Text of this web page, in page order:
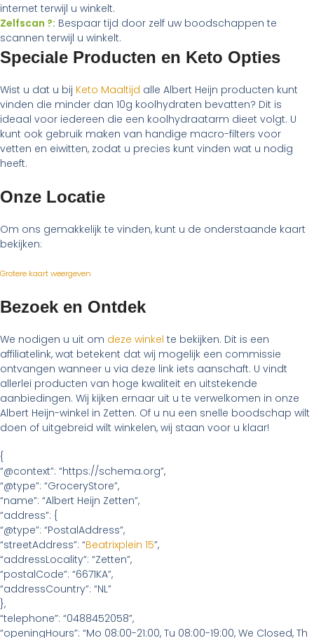
internet terwijl u winkelt.
Zelfscan ?: Bespaar tijd door zelf uw boodschappen te
scannen terwijl u winkelt.
Speciale Producten en Keto Opties
Wist u dat u bij Keto Maaltijd alle Albert Heijn producten kunt
vinden die minder dan 10g koolhydraten bevatten? Dit is
ideaal voor iedereen die een koolhydraatarm dieet volgt. U
kunt ook gebruik maken van handige macro-filters voor
vetten en eiwitten, zodat u precies kunt vinden wat u nodig
heeft.
Onze Locatie
Om ons gemakkelijk te vinden, kunt u de onderstaande kaart
bekijken:
Grotere kaart weergeven
Bezoek en Ontdek
We nodigen u uit om deze winkel te bekijken. Dit is een
affiliatelink, wat betekent dat wij mogelijk een commissie
ontvangen wanneer u via deze link iets aanschaft. U vindt
allerlei producten van hoge kwaliteit en uitstekende
aanbiedingen. Wij kijken ernaar uit u te verwelkomen in onze
Albert Heijn-winkel in Zetten. Of u nu een snelle boodschap wilt
doen of uitgebreid wilt winkelen, wij staan voor u klaar!
{
“@context”: “https://schema.org”,
“@type”: “GroceryStore”,
“name”: “Albert Heijn Zetten”,
“address”: {
“@type”: “PostalAddress”,
“streetAddress”: “Beatrixplein 15”,
“addressLocality”: “Zetten”,
“postalCode”: “6671KA”,
“addressCountry”: “NL”
},
“telephone”: “0488452058”,
“openingHours”: “Mo 08:00-21:00, Tu 08:00-19:00, We Closed, Th